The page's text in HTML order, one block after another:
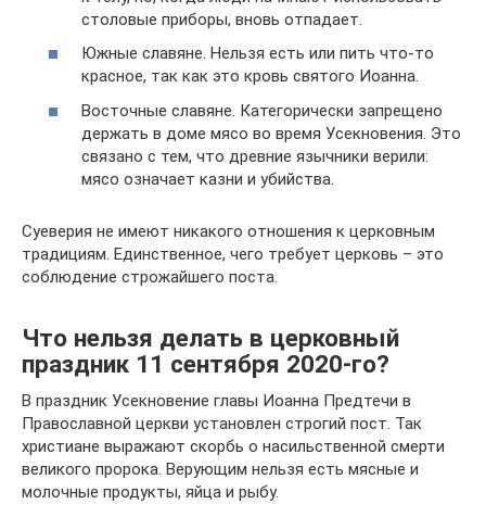
столовые приборы, вновь отпадает.
Южные славяне. Нельзя есть или пить что-то
красное, так как это кровь святого Иоанна.
Восточные славяне. Категорически запрещено
держать в доме мясо во время Усекновения. Это
связано с тем, что древние язычники верили:
мясо означает казни и убийства.
Суеверия не имеют никакого отношения к церковным
традициям. Единственное, чего требует церковь – это
соблюдение строжайшего поста.
Что нельзя делать в церковный
праздник 11 сентября 2020-го?
В праздник Усекновение главы Иоанна Предтечи в
Православной церкви установлен строгий пост. Так
христиане выражают скорбь о насильственной смерти
великого пророка. Верующим нельзя есть мясные и
молочные продукты, яйца и рыбу.